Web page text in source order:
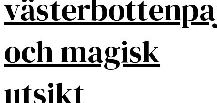
och magisk
utsikt